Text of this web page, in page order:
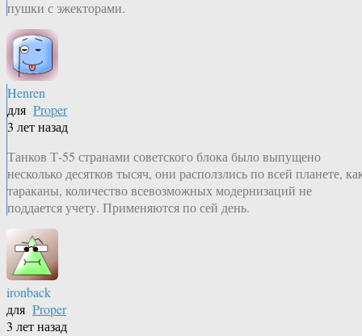
пушки с эжекторами.
Henren
для Proper
3 лет назад
Танков Т-55 странами советского блока было выпущено
несколько десятков тысяч, они расползлись по всей планете,
тараканы, количество всевозможных модернизаций не
поддается учету. Применяются по сей день.
ironback
для Proper
3 лет назад